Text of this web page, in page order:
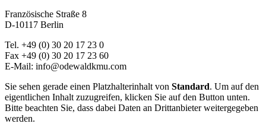
Französische Straße 8
D-10117 Berlin
Tel. +49 (0) 30 20 17 23 0
Fax +49 (0) 30 20 17 23 60
E-Mail: info@odewaldkmu.com
Sie sehen gerade einen Platzhalterinhalt von Standard. Um auf den
eigentlichen Inhalt zuzugreifen, klicken Sie auf den Button unten.
Bitte beachten Sie, dass dabei Daten an Drittanbieter weitergegeben
werden.